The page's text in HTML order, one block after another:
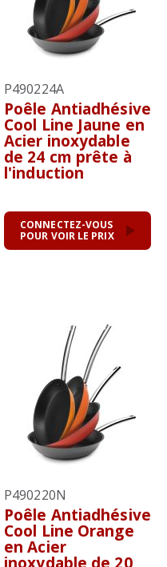
P490224A
Poêle Antiadhésive
Cool Line Jaune en
Acier inoxydable
de 24 cm prête à
l'induction
CONNECTEZ-VOUS
POUR VOIR LE PRIX
P490220N
Poêle Antiadhésive
Cool Line Orange
en Acier